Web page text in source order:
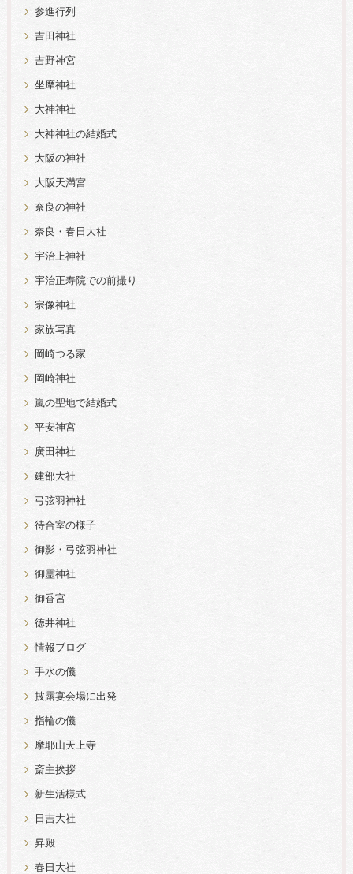
参進行列
吉田神社
吉野神宮
坐摩神社
大神神社
大神神社の結婚式
大阪の神社
大阪天満宮
奈良の神社
奈良・春日大社
宇治上神社
宇治正寿院での前撮り
宗像神社
家族写真
岡崎つる家
岡崎神社
嵐の聖地で結婚式
平安神宮
廣田神社
建部大社
弓弦羽神社
待合室の様子
御影・弓弦羽神社
御霊神社
御香宮
徳井神社
情報ブログ
手水の儀
披露宴会場に出発
指輪の儀
摩耶山天上寺
斎主挨拶
新生活様式
日吉大社
昇殿
春日大社